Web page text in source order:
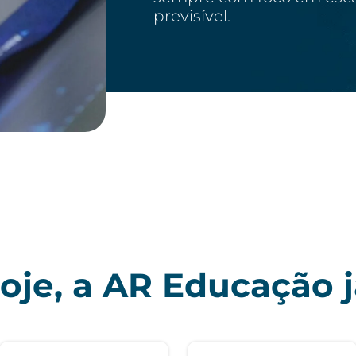
previsível.
a AR Educação